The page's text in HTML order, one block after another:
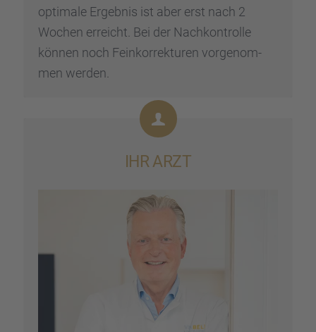
optimale Ergeb­nis ist aber erst nach 2
Wochen erreicht. Bei der Nachkon­trolle
können noch Feinkor­rek­tu­ren vorge­nom­
men werden.
IHR ARZT